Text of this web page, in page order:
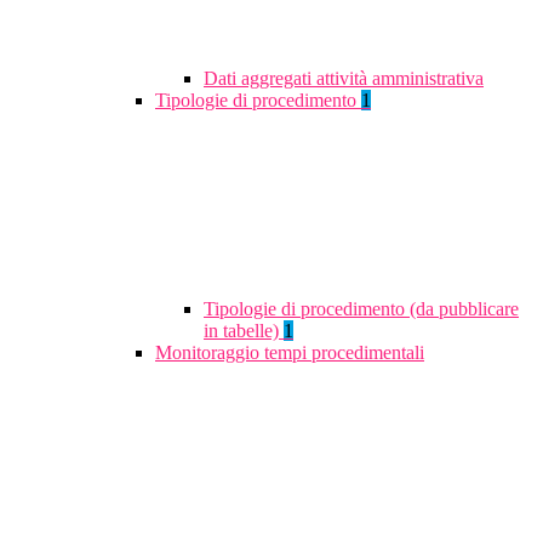
Dati aggregati attività amministrativa
Tipologie di procedimento 1
Tipologie di procedimento (da pubblicare
in tabelle) 1
Monitoraggio tempi procedimentali